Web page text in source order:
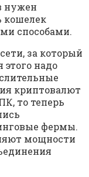
нужен
кошелек
способами.
за который
надо
криптовалют
то теперь
фермы.
мощности